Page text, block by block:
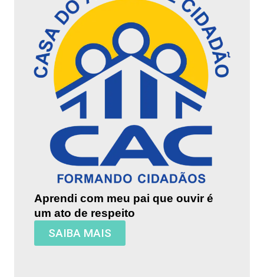
Aprendi com meu pai que ouvir é
um ato de respeito
SAIBA MAIS